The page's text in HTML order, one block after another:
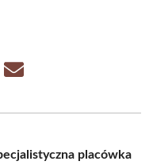
Share
placówka